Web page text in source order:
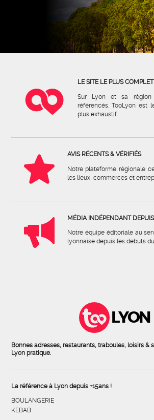
LE SITE LE PLUS COMPLET
Sur Lyon et sa région
référencés. TooLyon est
plus exhaustif.
AVIS RÉCENTS & VÉRIFIÉS
Notre plateforme régionale
les lieux, commerces et
MÉDIA INDÉPENDANT
Notre équipe éditoriale au
lyonnaise depuis les débuts
LYON
Bonnes adresses, restaurants, traboules, loisirs &
Lyon pratique.
La référence à Lyon depuis +15ans !
BOULANGERIE
KEBAB